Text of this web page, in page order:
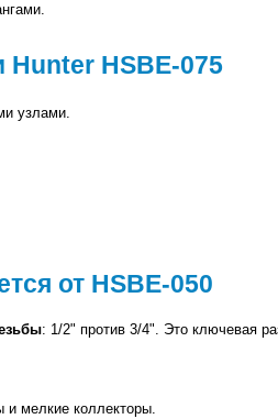
HSBE-075
узлами.
от HSBE-050
: 1/2" против 3/4". Это ключевая
мелкие коллекторы.